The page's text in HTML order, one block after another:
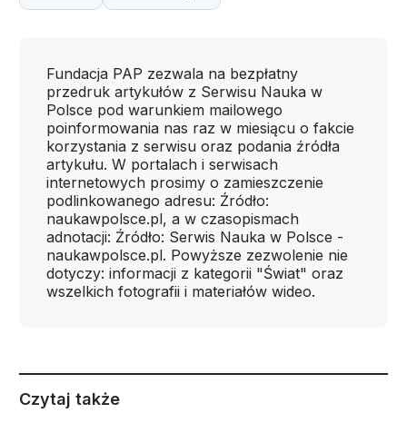
Fundacja PAP zezwala na bezpłatny
przedruk artykułów z Serwisu Nauka w
Polsce pod warunkiem mailowego
poinformowania nas raz w miesiącu o fakcie
korzystania z serwisu oraz podania źródła
artykułu. W portalach i serwisach
internetowych prosimy o zamieszczenie
podlinkowanego adresu: Źródło:
naukawpolsce.pl, a w czasopismach
adnotacji: Źródło: Serwis Nauka w Polsce -
naukawpolsce.pl. Powyższe zezwolenie nie
dotyczy: informacji z kategorii "Świat" oraz
wszelkich fotografii i materiałów wideo.
Czytaj także